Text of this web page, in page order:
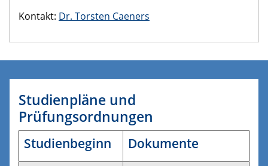
Kontakt: Dr. Torsten Caeners
Studienpläne und
Prüfungsordnungen
Studienbeginn Dokumente